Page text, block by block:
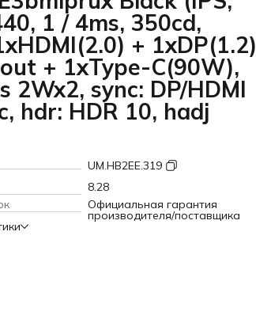
1 / 4ms, 350cd,
+ 1xDP(1.2)
+ 1xType-C(90W),
2Wx2, sync: DP/HDMI
hdr: HDR 10, hadj
UM.HB2EE.319
8.28
Официальная гарантия
производителя/поставщика